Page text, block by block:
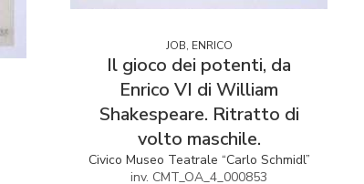
JOB, ENRICO
Il gioco dei potenti, da
Enrico VI di William
Shakespeare. Ritratto di
volto maschile.
Civico Museo Teatrale “Carlo Schmidl”
inv. CMT_OA_4_000853